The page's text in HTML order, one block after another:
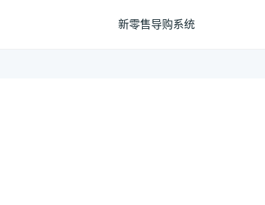
新零售导购系统